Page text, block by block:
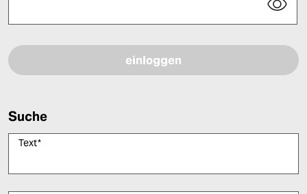
Suche
Text*